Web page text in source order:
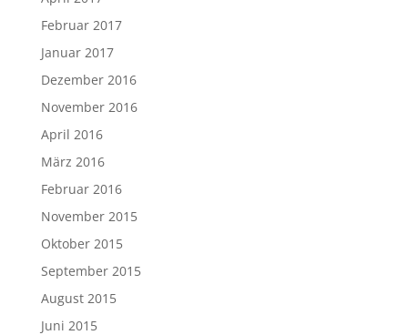
Februar 2017
Januar 2017
Dezember 2016
November 2016
April 2016
März 2016
Februar 2016
November 2015
Oktober 2015
September 2015
August 2015
Juni 2015